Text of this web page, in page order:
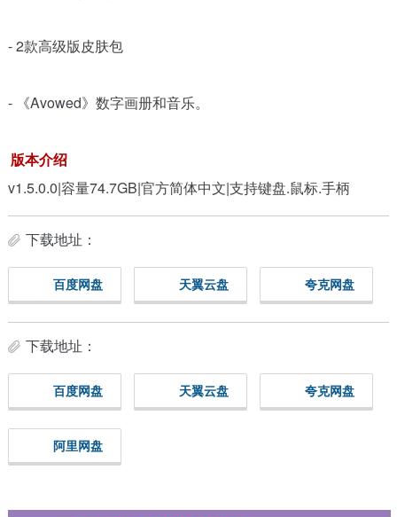
- 2款高级版皮肤包
- 《Avowed》数字画册和音乐。
版本介绍
v1.5.0.0|容量74.7GB|官方简体中文|支持键盘.鼠标.手柄
下载地址：
百度网盘 天翼云盘 夸克网盘
下载地址：
百度网盘 天翼云盘 夸克网盘
阿里网盘